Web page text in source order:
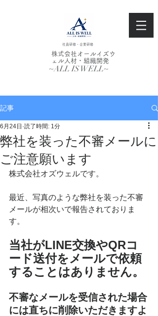
社員研修・企業研修
株式会社オールイズウ
ェル人材・組織開発
~ALL IS WELL~
記事
弊社を装った不審メールに
ご注意願います
6月24日 読了時間: 1分
株式会社オズウェルです。
最近、写真のような弊社を装った不審
メールが相次いで報告されておりま
す。
当社がLINE交換やQRコ
ード送付をメールで依頼
することはありません。
不審なメールを受信された場合
には直ちに削除いただきますよ